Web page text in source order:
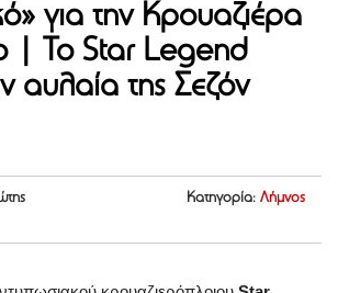
για την Κρουαζιέρα
| Το Star Legend
αυλαία της Σεζόν
Κατηγορία: Λήμνος